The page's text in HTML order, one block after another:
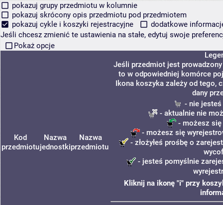
pokazuj grupy przedmiotu w kolumnie
pokazuj skrócony opis przedmiotu pod przedmiotem
pokazuj cykle i koszyki rejestracyjne
dodatkowe
Jeśli chcesz zmienić te ustawienia na stałe, edytuj swoje
Pokaż opcje
Kod
przedmiotu
Nazwa
jednostki
Nazwa
przedmiotu
Jeśli przedmiot jest
to w odpowiedniej komórce
Ikona koszyka zależy od tego,
dany
- nie
- aktualnie nie
- możesz się
- możesz się
- złożyłeś prośbę o
- jesteś pomyślnie
Kliknij na ikonę "i" przy